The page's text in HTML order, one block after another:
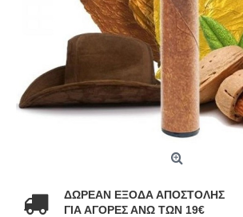
ΔΩΡΕΑΝ ΕΞΟΔΑ ΑΠΟΣΤΟΛΗΣ
ΓΙΑ ΑΓΟΡΕΣ ΑΝΩ ΤΩΝ 19€